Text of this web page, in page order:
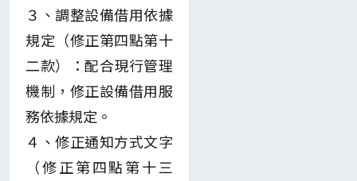
３、調整設備借用依據
規定（修正第四點第十
二款）：配合現行管理
機制，修正設備借用服
務依據規定。
４、修正通知方式文字
（修正第四點第十三